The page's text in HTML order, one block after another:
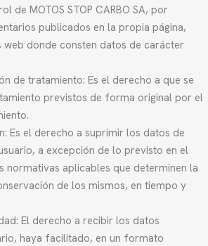
de MOTOS STOP CARBO SA, por
publicados en la propia página,
web donde consten datos de carácter
de tratamiento: Es el derecho a que se
previstos de forma original por el
Es el derecho a suprimir los datos de
a excepción de lo previsto en el
normativas aplicables que determinen la
de los mismos, en tiempo y
El derecho a recibir los datos
haya facilitado, en un formato